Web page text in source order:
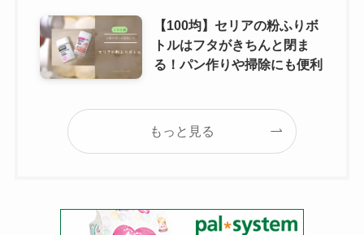
【100均】セリアの粉ふりボ
トルはフタがきちんと閉ま
る！パン作りや掃除にも便利
もっと見る